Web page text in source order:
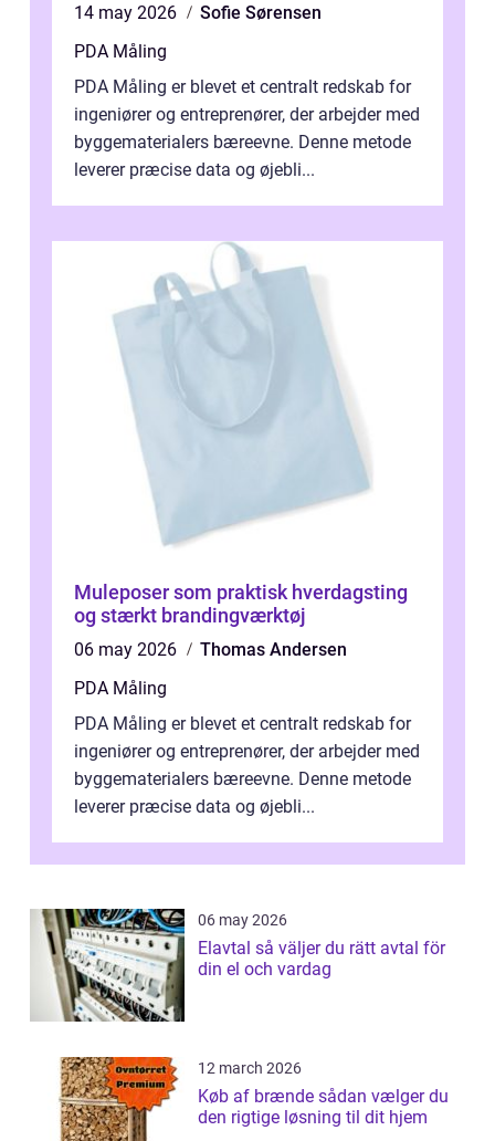
14 may 2026
Sofie Sørensen
PDA Måling
PDA Måling er blevet et centralt redskab for
ingeniører og entreprenører, der arbejder med
byggematerialers bæreevne. Denne metode
leverer præcise data og øjebli...
Muleposer som praktisk hverdagsting
og stærkt brandingværktøj
06 may 2026
Thomas Andersen
PDA Måling
PDA Måling er blevet et centralt redskab for
ingeniører og entreprenører, der arbejder med
byggematerialers bæreevne. Denne metode
leverer præcise data og øjebli...
06 may 2026
Elavtal så väljer du rätt avtal för
din el och vardag
12 march 2026
Køb af brænde sådan vælger du
den rigtige løsning til dit hjem